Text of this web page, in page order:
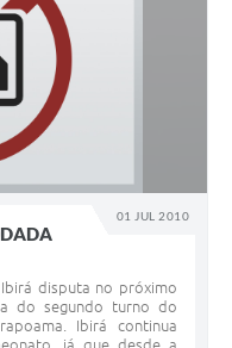
01 JUL 2010
disputa no próximo
do segundo turno do
Ibirá continua
já que desde a